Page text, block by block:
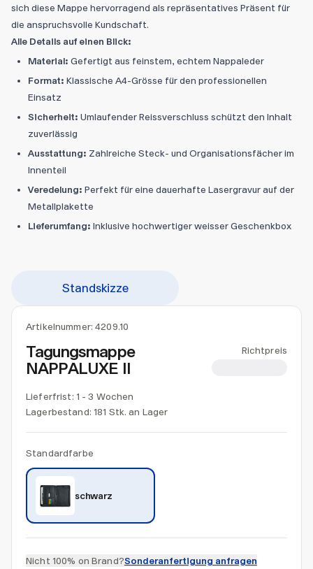
Artikelnummer:4209.10
Tagungsmappe
NAPPALUXE II
Richtpreis
Lieferfrist: 1 - 3 Wochen
Lagerbestand: 181 Stk. an Lager
Standardfarbe
schwarz
Nicht 100% on Brand?Sonderanfertigung anfragen
sich diese Mappe hervorragend als repräsentatives Präsent für
die anspruchsvolle Kundschaft.
Alle Details auf einen Blick:
Material: Gefertigt aus feinstem, echtem Nappaleder
Format: Klassische A4-Grösse für den professionellen
Einsatz
Sicherheit: Umlaufender Reissverschluss schützt den Inhalt
zuverlässig
Ausstattung: Zahlreiche Steck- und Organisationsfächer im
Innenteil
Veredelung: Perfekt für eine dauerhafte Lasergravur auf der
Metallplakette
Lieferumfang: Inklusive hochwertiger weisser Geschenkbox
Standskizze